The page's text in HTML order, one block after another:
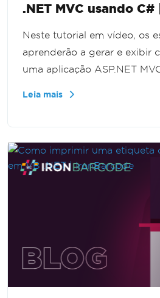
.NET MVC usando
Neste tutorial em vídeo, os
aprenderão a gerar e exibir
uma aplicação ASP.NET
Leia mais